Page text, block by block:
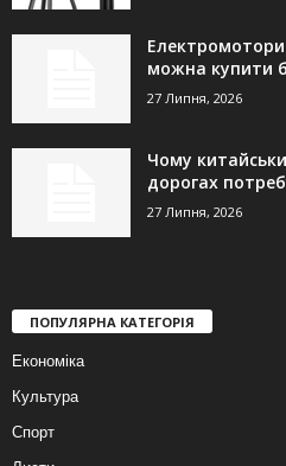
можна купити
27 Липня, 2026
Чому
дорогах
27 Липня, 2026
ПОПУЛЯРНА КАТЕГОРІЯ
Економіка
Культура
Спорт